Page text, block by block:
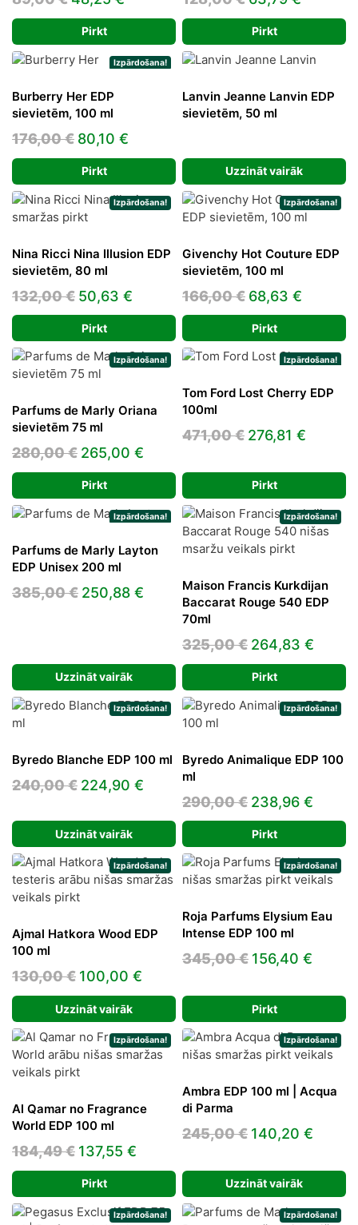
price
was:
89,00 €.
price
is:
48,25 €.
Pirkt
price
was:
128,00 €.
price
is:
63,79 €.
Pirkt
Izpārdošana!
Burberry Her EDP
sievietēm, 100 ml
176,00€ Original
price
was:
176,00 €.
80,10 €
price
is:
80,10 €.
Pirkt
Lanvin Jeanne Lanvin EDP
sievietēm, 50 ml
Uzzināt vairāk
Izpārdošana!
Nina Ricci Nina Illusion EDP
sievietēm, 80 ml
132,00€ Original
price
was:
132,00 €.
50,63 € Current
price
is:
50,63 €.
Pirkt
Izpārdošana!
Givenchy Hot Couture EDP
sievietēm, 100 ml
166,00€ Original
price
was:
166,00 €.
68,63 €
price
is:
68,63
Pirkt
Izpārdošana!
Parfums de Marly Oriana
sievietēm 75 ml
280,00€ Original
price
was:
280,00 €.
265,00 €
price
is:
265,00 €.
Pirkt
Izpārdošana!
Tom Ford Lost Cherry EDP
100ml
471,00€ Original
was:
471,00 €.
276,81 €
is:
276,81
Pirkt
Izpārdošana!
Parfums de Marly Layton
EDP Unisex 200 ml
385,00€ Original
250,88 € Current
Uzzināt vairāk
Izpārdošana!
Maison Francis Kurkdijan
Baccarat Rouge 540 EDP
70ml
325,00€ Original
price
was:
325,00 €.
264,83 €
price
is:
Pirkt
Izpārdošana!
Byredo Blanche EDP 100 ml
240,00€ Original
was:
240,00 €.
224,90 € Current
224,90 €.
Uzzināt vairāk
Izpārdošana!
Byredo Animalique EDP 100
ml
290,00€ Original
price
was:
290,00 €.
238,96 €
price
is:
Pirkt
Izpārdošana!
Ajmal Hatkora Wood EDP
100 ml
130,00€ Original
price
was:
130,00 €.
100,00 €
price
is:
100,00 €.
Uzzināt vairāk
Izpārdošana!
Roja Parfums Elysium Eau
Intense EDP 100 ml
345,00€ Original
was:
345,00 €.
156,40 €
is:
Pirkt
Izpārdošana!
Al Qamar no Fragrance
World EDP 100 ml
184,49€ Original
price
was:
184,49 €.
137,55 €
price
is:
137,55 €.
Pirkt
Izpārdošana!
Ambra EDP 100 ml | Acqua
di Parma
245,00€ Original
was:
245,00 €.
140,20 €
is:
Uzzināt vairāk
Izpārdošana! Izpārdošana!